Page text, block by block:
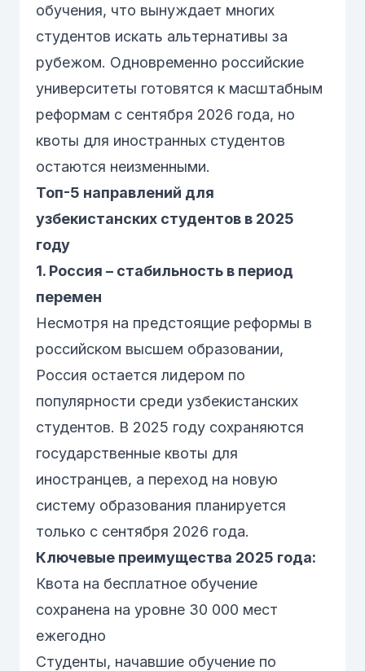
обучения, что вынуждает многих
студентов искать альтернативы за
рубежом. Одновременно российские
университеты готовятся к масштабным
реформам с сентября 2026 года, но
квоты для иностранных студентов
остаются неизменными.
Топ-5 направлений для
узбекистанских студентов в 2025
году
1. Россия – стабильность в период
перемен
Несмотря на предстоящие реформы в
российском высшем образовании,
Россия остается лидером по
популярности среди узбекистанских
студентов. В 2025 году сохраняются
государственные квоты для
иностранцев, а переход на новую
систему образования планируется
только с сентября 2026 года.
Ключевые преимущества 2025 года:
Квота на бесплатное обучение
сохранена на уровне 30 000 мест
ежегодно
Студенты, начавшие обучение по